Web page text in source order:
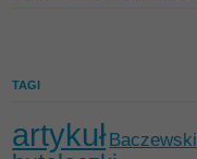
TAGI
artykułBaczewski